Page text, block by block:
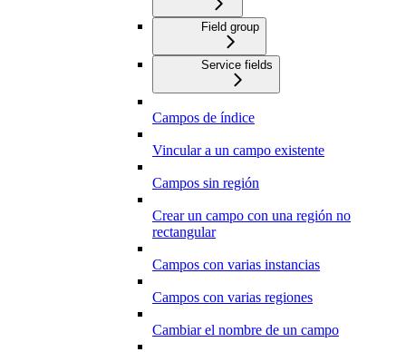
Field group
Service fields
Campos de índice
Vincular a un campo existente
Campos sin región
Crear un campo con una región no
rectangular
Campos con varias instancias
Campos con varias regiones
Cambiar el nombre de un campo